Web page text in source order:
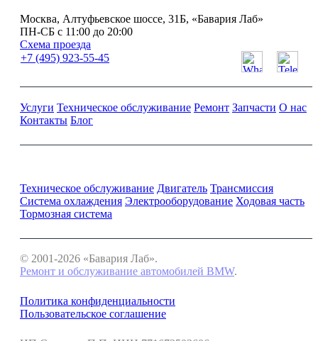
Москва, Алтуфьевское шоссе, 31Б, «Бавария Лаб»
ПН-СБ с 11:00 до 20:00
Схема проезда
+7 (495) 923-55-45
Услуги Техническое обслуживание Ремонт Запчасти О нас
Контакты Блог
Техническое обслуживание Двигатель Трансмиссия
Система охлаждения Электрооборудование Ходовая часть
Тормозная система
© 2001-2026 «Бавария Лаб».
Ремонт и обслуживание автомобилей BMW.
Политика конфиденциальности
Пользовательское соглашение